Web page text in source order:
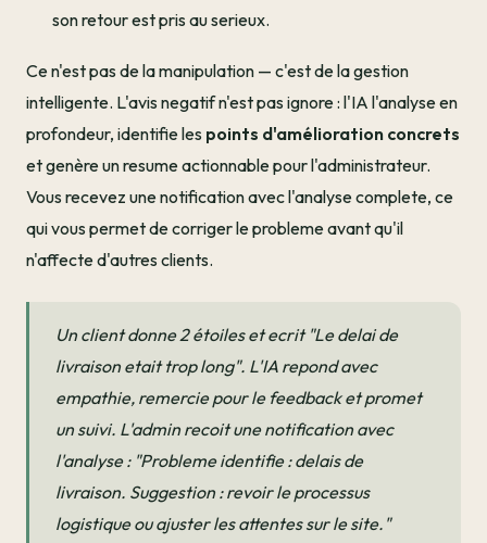
son retour est pris au serieux.
Ce n'est pas de la manipulation — c'est de la gestion
intelligente. L'avis negatif n'est pas ignore : l'IA l'analyse en
profondeur, identifie les points d'amélioration concrets
et genère un resume actionnable pour l'administrateur.
Vous recevez une notification avec l'analyse complete, ce
qui vous permet de corriger le probleme avant qu'il
n'affecte d'autres clients.
Un client donne 2 étoiles et ecrit "Le delai de
livraison etait trop long". L'IA repond avec
empathie, remercie pour le feedback et promet
un suivi. L'admin recoit une notification avec
l'analyse : "Probleme identifie : delais de
livraison. Suggestion : revoir le processus
logistique ou ajuster les attentes sur le site."